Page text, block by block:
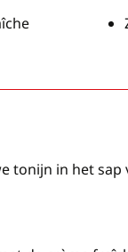
tonijn in het